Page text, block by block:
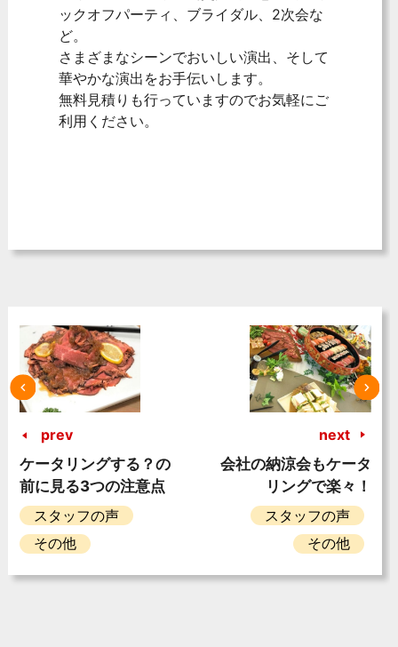
ックオフパーティ、ブライダル、2次会な
ど。
さまざまなシーンでおいしい演出、そして
華やかな演出をお手伝いします。
無料見積りも行っていますのでお気軽にご
利用ください。
prev
ケータリングする？の
前に見る3つの注意点
スタッフの声
その他
next
会社の納涼会もケータ
リングで楽々！
スタッフの声
その他